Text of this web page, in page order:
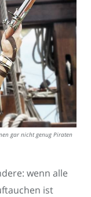
gar nicht genug Piraten
wenn alle
ist